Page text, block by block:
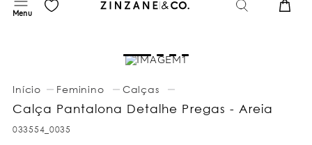
Feminino Calças
Calça Pantalona Detalhe Pregas - Areia
033554_0035